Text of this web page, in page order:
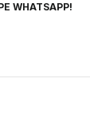
WHATSAPP!